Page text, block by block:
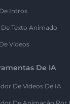
Intros
Texto Animado
Vídeos
De IA
De Vídeos De IA